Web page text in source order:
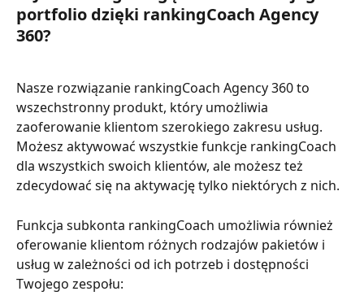
portfolio dzięki rankingCoach Agency
360?
Nasze rozwiązanie rankingCoach Agency 360 to
wszechstronny produkt, który umożliwia
zaoferowanie klientom szerokiego zakresu usług.
Możesz aktywować wszystkie funkcje rankingCoach
dla wszystkich swoich klientów, ale możesz też
zdecydować się na aktywację tylko niektórych z nich.
Funkcja subkonta rankingCoach umożliwia również
oferowanie klientom różnych rodzajów pakietów i
usług w zależności od ich potrzeb i dostępności
Twojego zespołu: